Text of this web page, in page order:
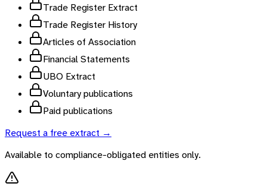
Trade Register Extract
Trade Register History
Articles of Association
Financial Statements
UBO Extract
Voluntary publications
Paid publications
Request a free extract →
Available to compliance-obligated entities only.